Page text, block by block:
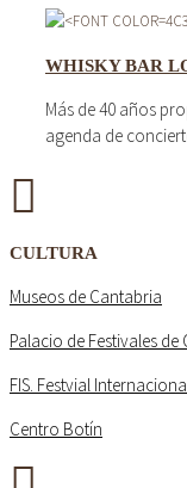
WHISKY BAR
Más de 40 años
agenda de
CULTURA
Museos de Cantabria
Palacio de Festivales de
FIS. Festvial
Centro Botín